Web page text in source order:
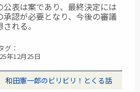
表は案であり、最終決定には
認が必要となり、今後の審議
れる。
グ：
年12月25日
田憲一郎のビリビリ！とくる話